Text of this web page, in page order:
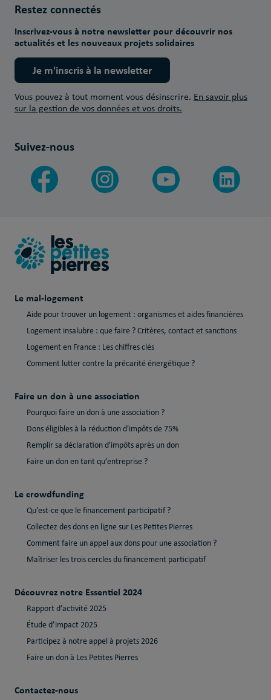
Restez connectés
Inscrivez-vous à notre newsletter pour découvrir nos
actualités et les nouveaux projets solidaires
Je m'inscris à la newsletter
Vous pouvez à tout moment vous désinscrire. En savoir plus
sur la gestion de vos données et vos droits.
Suivez-nous
Le mal-logement
Aide pour trouver un logement : organismes et aides financières
Logement insalubre : que faire ? Critères, contact et sanctions
Logement en France : Les chiffres clés
Comment lutter contre la précarité énergétique ?
Faire un don à une association
Pourquoi faire un don à une association ?
Dons éligibles à la réduction d'impôts de 75%
Remplir sa déclaration d'impôts après un don
Faire un don en tant qu’entreprise ?
Le crowdfunding
Qu’est-ce que le financement participatif ?
Collectez des dons en ligne sur Les Petites Pierres
Comment faire un appel aux dons pour une association ?
Maîtriser les trois cercles du financement participatif
Découvrez notre Essentiel 2024
Rapport d’activité 2025
Étude d’impact 2025
Participez à notre appel à projets 2026
Faire un don à Les Petites Pierres
Contactez-nous